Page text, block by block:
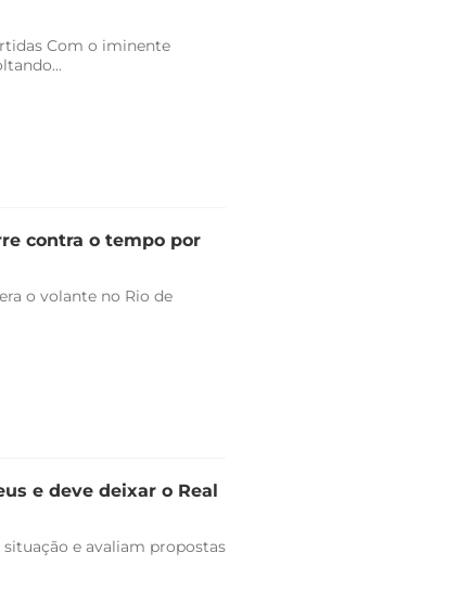
Com o iminente
contra o tempo por
o volante no Rio de
e deve deixar o Real
e avaliam propostas